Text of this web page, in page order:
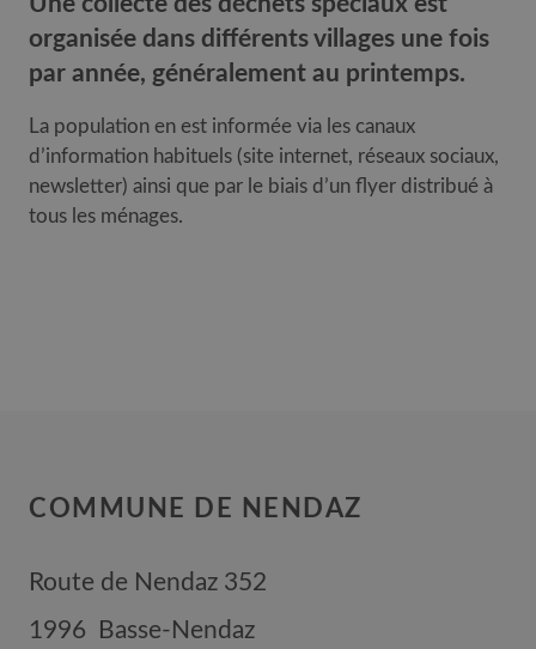
organisée dans différents villages une fois
par année, généralement au printemps.
La population en est informée via les canaux
d’information habituels (site internet, réseaux sociaux,
newsletter) ainsi que par le biais d’un flyer distribué à
tous les ménages.
COMMUNE DE NENDAZ
Route de Nendaz 352
1996
Basse-Nendaz